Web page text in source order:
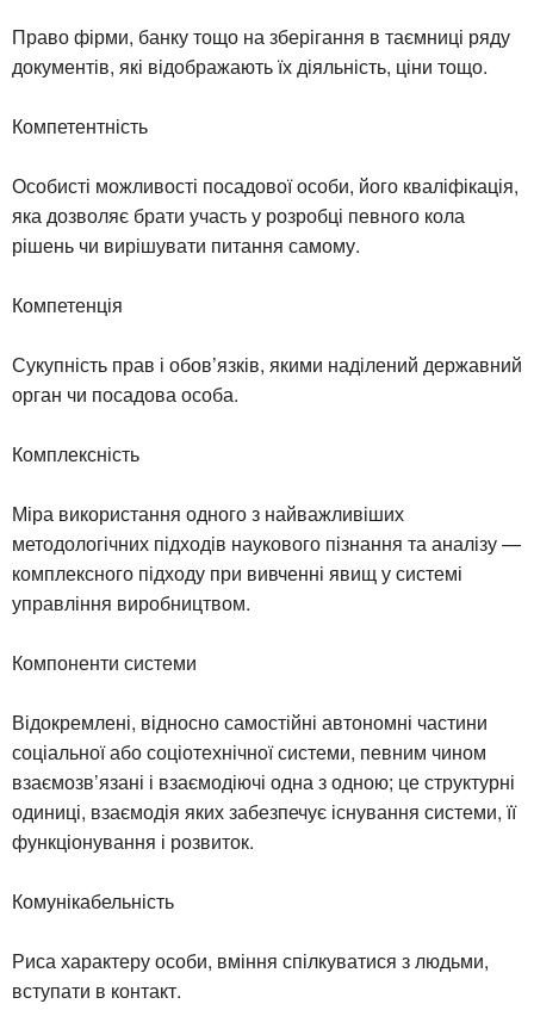
Право фірми, банку тощо на зберігання в таємниці ряду
документів, які відображають їх діяльність, ціни тощо.
Компетентність
Особисті можливості посадової особи, його кваліфікація,
яка дозволяє брати участь у розробці певного кола
рішень чи вирішувати питання самому.
Компетенція
Сукупність прав і обов’язків, якими наділений державний
орган чи посадова особа.
Комплексність
Міра використання одного з найважливіших
методологічних підходів наукового пізнання та аналізу —
комплексного підходу при вивченні явищ у системі
управління виробництвом.
Компоненти системи
Відокремлені, відносно самостійні автономні частини
соціальної або соціотехнічної системи, певним чином
взаємозв’язані і взаємодіючі одна з одною; це структурні
одиниці, взаємодія яких забезпечує існування системи, її
функціонування і розвиток.
Комунікабельність
Риса характеру особи, вміння спілкуватися з людьми,
вступати в контакт.